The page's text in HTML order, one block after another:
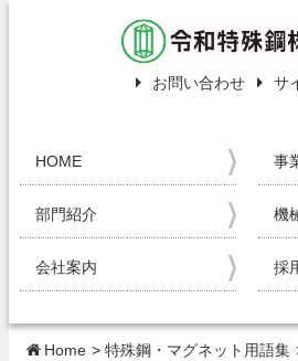
お問い合わせ サ
HOME 事
部門紹介 機
会社案内 採
Home > 特殊鋼・マグネット用語集